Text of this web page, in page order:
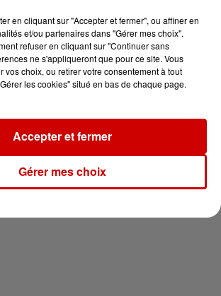
Destination Vacances - Gagnez
votre séjour en famille au cœur
de la...
en cliquant sur "Accepter et fermer", ou affiner en
et/ou partenaires dans "Gérer mes choix".
refuser en cliquant sur "Continuer sans
ne s'appliqueront que pour ce site. Vous
vos choix, ou retirer votre consentement à tout
les cookies" situé en bas de chaque page.
Gérer mes choix
Accepter et fermer